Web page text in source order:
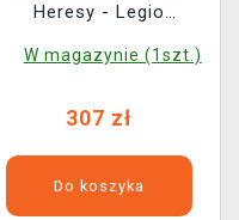
Heresy - Legio
Annihilator Grav-Tank (1
W magazynie (1szt.)
307 zł
Do koszyka